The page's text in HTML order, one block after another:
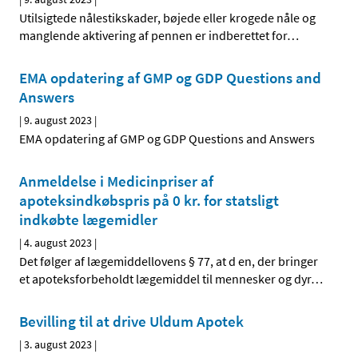
Utilsigtede nålestikskader, bøjede eller krogede nåle og
manglende aktivering af pennen er indberettet for…
EMA opdatering af GMP og GDP Questions and
Answers
|9. august 2023 |
EMA opdatering af GMP og GDP Questions and Answers
Anmeldelse i Medicinpriser af
apoteksindkøbspris på 0 kr. for statsligt
indkøbte lægemidler
|4. august 2023 |
Det følger af lægemiddellovens § 77, at d en, der bringer
et apoteksforbeholdt lægemiddel til mennesker og dyr…
Bevilling til at drive Uldum Apotek
|3. august 2023 |